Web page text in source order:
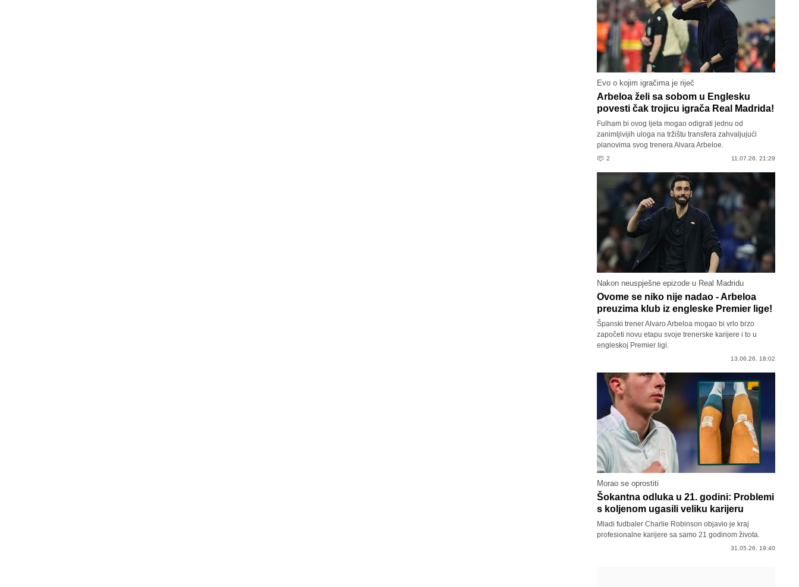
Evo o kojim igračima je riječ
Arbeloa želi sa sobom u Englesku
povesti čak trojicu igrača Real Madrida!
Fulham bi ovog ljeta mogao odigrati jednu od
zanimljivijih uloga na tržištu transfera zahvaljujući
planovima svog trenera Alvara Arbeloe.
2 11.07.26. 21:29
Nakon neuspješne epizode u Real Madridu
Ovome se niko nije nadao - Arbeloa
preuzima klub iz engleske Premier lige!
Španski trener Alvaro Arbeloa mogao bi vrlo brzo
započeti novu etapu svoje trenerske karijere i to u
engleskoj Premier ligi.
13.06.26. 18:02
Morao se oprostiti
Šokantna odluka u 21. godini: Problemi
s koljenom ugasili veliku karijeru
Mladi fudbaler Charlie Robinson objavio je kraj
profesionalne karijere sa samo 21 godinom života.
31.05.26. 19:40